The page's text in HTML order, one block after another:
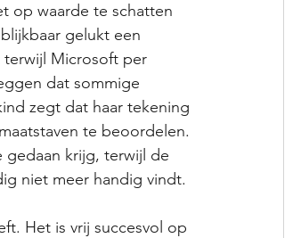
op waarde te schatten
gelukt een
terwijl Microsoft per
dat sommige
zegt dat haar tekening
te beoordelen.
gedaan krijg, terwijl de
niet meer handig vindt.
Het is vrij succesvol op